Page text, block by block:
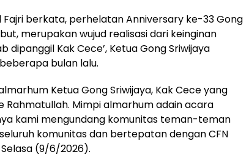
Fajri berkata, perhelatan Anniversary ke-33 Gong
merupakan wujud realisasi dari keinginan
Kak Cece’, Ketua Gong Sriwijaya
bulan lalu.
Ketua Gong Sriwijaya, Kak Cece yang
Mimpi almarhum adain acara
kami mengundang komunitas teman-teman
komunitas dan bertepatan dengan CFN
(9/6/2026).